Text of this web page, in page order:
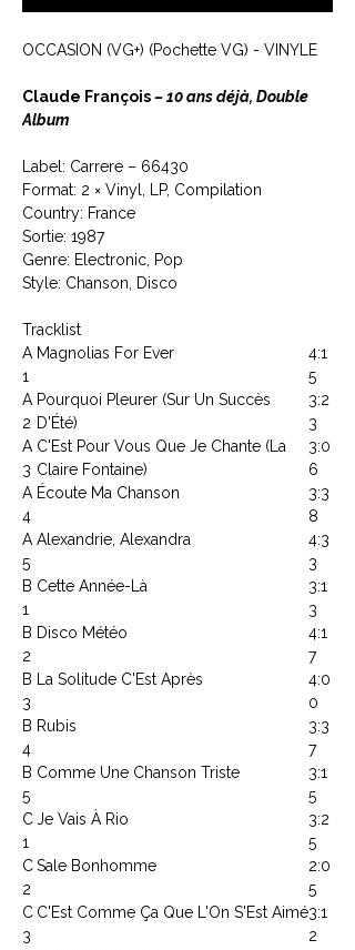
OCCASION (VG+) (Pochette VG) - VINYLE
Claude François‎– 10 ans déjà, Double
Album
Label: Carrere ‎– 66430
Format: 2 × Vinyl, LP, Compilation
Country: France
Sortie: 1987
Genre: Electronic, Pop
Style: Chanson, Disco
Tracklist
A
1
Magnolias For Ever
4:1
5
A
2
Pourquoi Pleurer (Sur Un Succès
D'Été)
3:2
3
A
3
C'Est Pour Vous Que Je Chante (La
Claire Fontaine)
3:0
6
A
4
Écoute Ma Chanson
3:3
8
A
5
Alexandrie, Alexandra
4:3
3
B
1
Cette Année-Là
3:1
3
B
2
Disco Météo
4:1
7
B
3
La Solitude C'Est Après
4:0
0
B
4
Rubis
3:3
7
B
5
Comme Une Chanson Triste
3:1
5
C
1
Je Vais À Rio
3:2
5
C
2
Sale Bonhomme
2:0
5
C
3
C'Est Comme Ça Que L'On S'Est Aimé3:1
2